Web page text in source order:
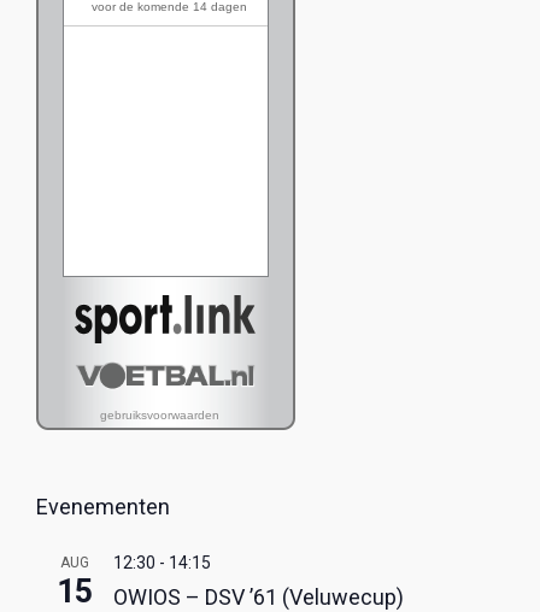
Evenementen
AUG
15
12:30 - 14:15
OWIOS – DSV ’61 (Veluwecup)